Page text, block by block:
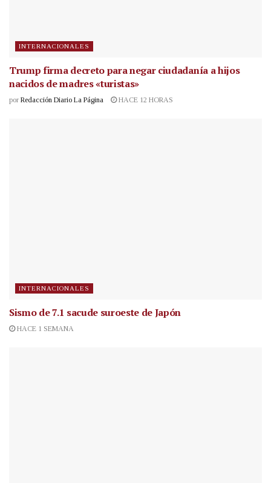
INTERNACIONALES
Trump firma decreto para negar ciudadanía a hijos
nacidos de madres «turistas»
por Redacción Diario La Página HACE 12 HORAS
INTERNACIONALES
Sismo de 7.1 sacude suroeste de Japón
HACE 1 SEMANA